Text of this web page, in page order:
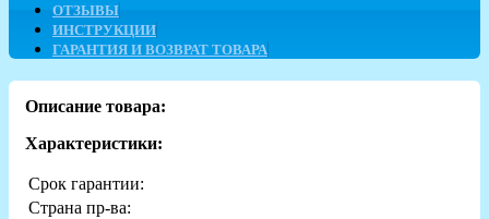
ОТЗЫВЫ
ИНСТРУКЦИИ
ГАРАНТИЯ И ВОЗВРАТ ТОВАРА
Описание товара:
Характеристики:
Срок гарантии:
Страна пр-ва: